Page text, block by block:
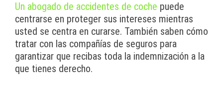
Un abogado de accidentes de coche puede
centrarse en proteger sus intereses mientras
usted se centra en curarse. También saben cómo
tratar con las compañías de seguros para
garantizar que recibas toda la indemnización a la
que tienes derecho.